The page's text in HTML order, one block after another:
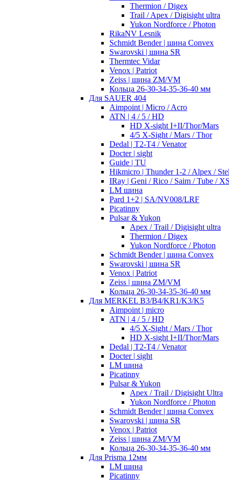
Thermion / Digex
Trail / Apex / Digisight ultra
Yukon Nordforce / Photon
RikaNV Lesnik
Schmidt Bender | шина Convex
Swarovski | шина SR
Thermtec Vidar
Venox | Patriot
Zeiss | шина ZM/VM
Кольца 26-30-34-35-36-40 мм
Для SAUER 404
Aimpoint | Micro / Acro
ATN | 4 / 5 / HD
HD X-sight I+II/Thor/Mars
4/5 X-Sight / Mars / Thor
Dedal | T2-T4 / Venator
Docter | sight
Guide | TU
Hikmicro | Thunder 1-2 / Alpex /
IRay | Geni / Rico / Saim / Tube /
LM шина
Pard 1+2 | SA/NV008/LRF
Picatinny
Pulsar & Yukon
Apex / Trail / Digisight ultra
Thermion / Digex
Yukon Nordforce / Photon
Schmidt Bender | шина Convex
Swarovski | шина SR
Venox | Patriot
Zeiss | шина ZM/VM
Кольца 26-30-34-35-36-40 мм
Для MERKEL B3/B4/KR1/K3/K5
Aimpoint | micro
ATN | 4 / 5 / HD
4/5 X-Sight / Mars / Thor
HD X-sight I+II/Thor/Mars
Dedal | T2-T4 / Venator
Docter | sight
LM шина
Picatinny
Pulsar & Yukon
Apex / Trail / Digisight Ultra
Yukon Nordforce / Photon
Schmidt Bender | шина Convex
Swarovski | шина SR
Venox | Patriot
Zeiss | шина ZM/VM
Кольца 26-30-34-35-36-40 мм
Для Prisma 12мм
LM шина
Picatinny